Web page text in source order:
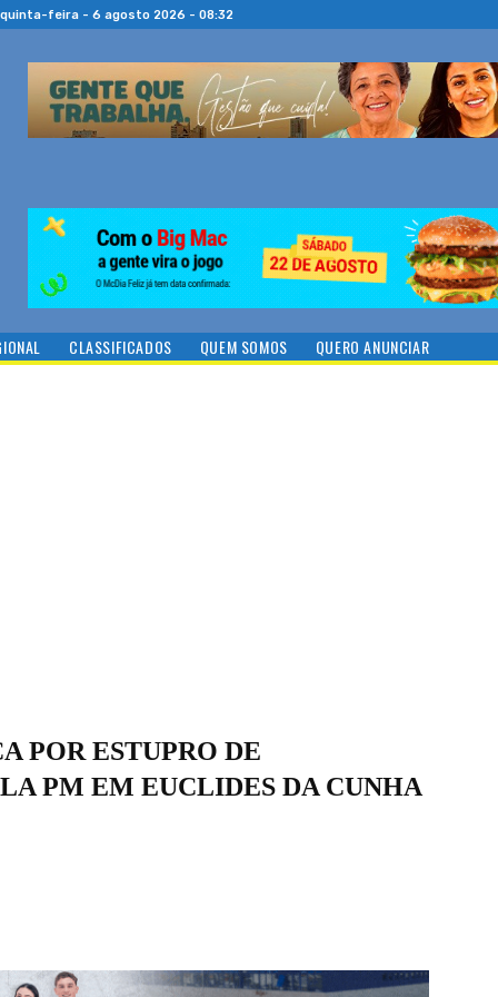
quinta-feira - 6 agosto 2026 - 08:32
CLASSIFICADOS QUEM SOMOS QUERO ANUNCIAR
POR ESTUPRO DE
PM EM EUCLIDES DA CUNHA